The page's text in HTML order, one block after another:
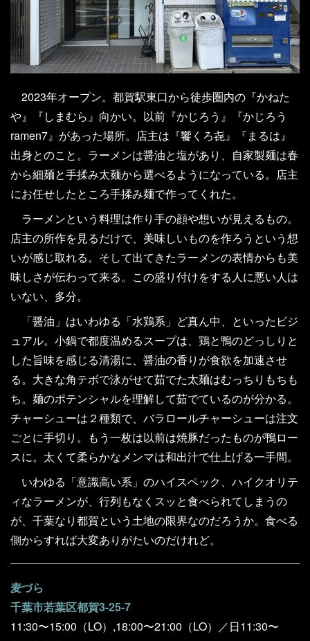
2023年オープン。都賀駅東口から徒歩圏内の『かねた
や』『しまむら』向かい。以前『かじろう』『かじろう
ramen7』があった場所。店主は『饗くろ㐂』『まるは』
出身とのこと。ラーメンは醤油と塩があり、自家製麺は春
から細麺と手揉み太麺から選べるようになっている。店主
にお任せしたところ手揉み麺で作ってくれた。
ラーメンという料理は作り手の顔や想いが見えるもの。
店主の所作を見るだけで、美味しいものを作ろうという想
いが感じ取れる。そして出てきたラーメンの表情からも美
味しさが伝わって来る。この盛り付けをする人に悪い人は
いない、多分。
「醤油」はいわゆる「水鶏系」ど真ん中、といったビジ
ュアル。小鍋で都度温めるスープは、鶏と鴨のどっしりと
した旨味を感じる清湯に、醤油の香りが食欲を加速させ
る。大きな角テボで泳がせて茹でた太麺はむっちりもちも
ち。麺のポテンシャルを理解して茹でているのが分かる。
チャーシューは２種類で、バラロールチャーシューは注文
ごとに手切り。もう一枚は以前は焼豚だったものが鴨ロー
スに。太くて柔らかなメンマは和出汁で仕上げる一手間。
いわゆる「意識高い系」のハイスペック、ハイクオリテ
ィなラーメンが、行列もなくスッと食べられてしまうの
が、千葉なり都賀という土地の限界なのだろうか。食べる
側からすれば大変ありがたいのだけれど。
麦づら
千葉市若葉区都賀3-25-7
11:30〜15:00（LO）,18:00〜21:00（LO）／日11:30〜